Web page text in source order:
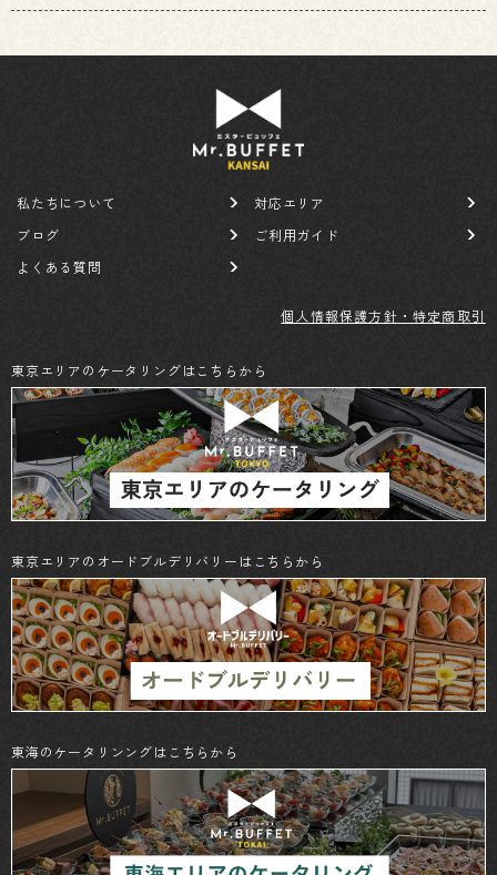
私たちについて
対応エリア
ブログ
ご利用ガイド
よくある質問
個人情報保護方針・特定商取引
東京エリアのケータリングはこちらから
東京エリアのオードブルデリバリーはこちらから
東海のケータリンングはこちらから